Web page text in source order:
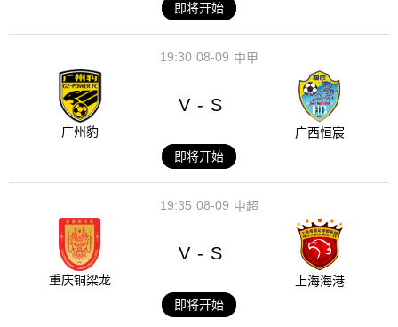
即将开始
08-09
19:30 中甲
广州豹
V - S
广西恒宸
即将开始
08-09
19:35 中超
重庆铜梁龙
V - S
上海海港
即将开始